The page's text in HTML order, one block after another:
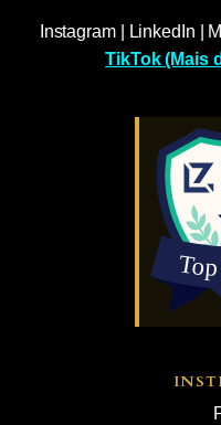
Instagram| LinkedIn
TikTok (Mais